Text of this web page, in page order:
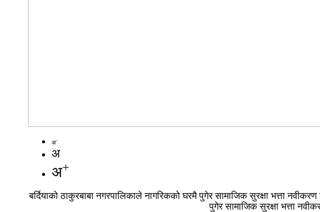
अ-
अ
अ+
बर्दियाको ठाकुरबाबा नगरपालिकाले नागरिकको घरमै पुगेर सामाजिक सुरक्षा भत्ता
पुगेर सामाजिक सुरक्षा भत्ता